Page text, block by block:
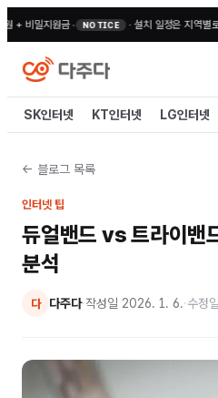
원금 • NOTICE ·설치 일정은 지역별로 상이할
SK인터넷 KT인터넷 LG인터넷
← 블로그 목록
인터넷 팁
듀얼밴드 vs 트라이밴
분석
다 다주다·작성일 2026. 1. 6.·수정일